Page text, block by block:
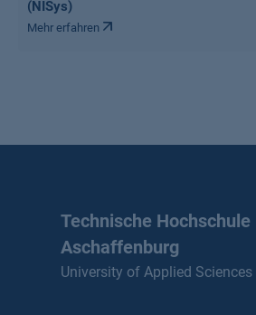
(NISys)
Mehr erfahren
Technische Hochschule
Aschaffenburg
University of Applied Sciences